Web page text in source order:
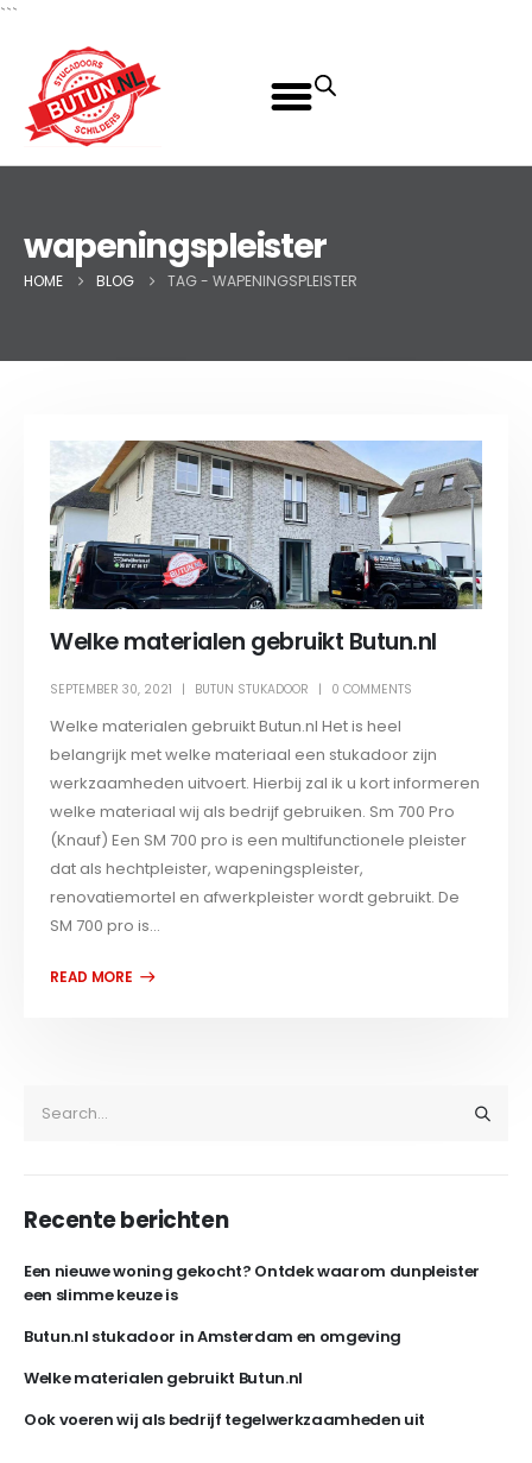
```
wapeningspleister
HOME BLOG TAG - WAPENINGSPLEISTER
Welke materialen gebruikt Butun.nl
SEPTEMBER 30, 2021 BUTUN STUKADOOR 0 COMMENTS
Welke materialen gebruikt Butun.nl Het is heel
belangrijk met welke materiaal een stukadoor zijn
werkzaamheden uitvoert. Hierbij zal ik u kort informeren
welke materiaal wij als bedrijf gebruiken. Sm 700 Pro
(Knauf) Een SM 700 pro is een multifunctionele pleister
dat als hechtpleister, wapeningspleister,
renovatiemortel en afwerkpleister wordt gebruikt. De
SM 700 pro is...
Recente berichten
Een nieuwe woning gekocht? Ontdek waarom dunpleister
een slimme keuze is
Butun.nl stukadoor in Amsterdam en omgeving
Welke materialen gebruikt Butun.nl
Ook voeren wij als bedrijf tegelwerkzaamheden uit